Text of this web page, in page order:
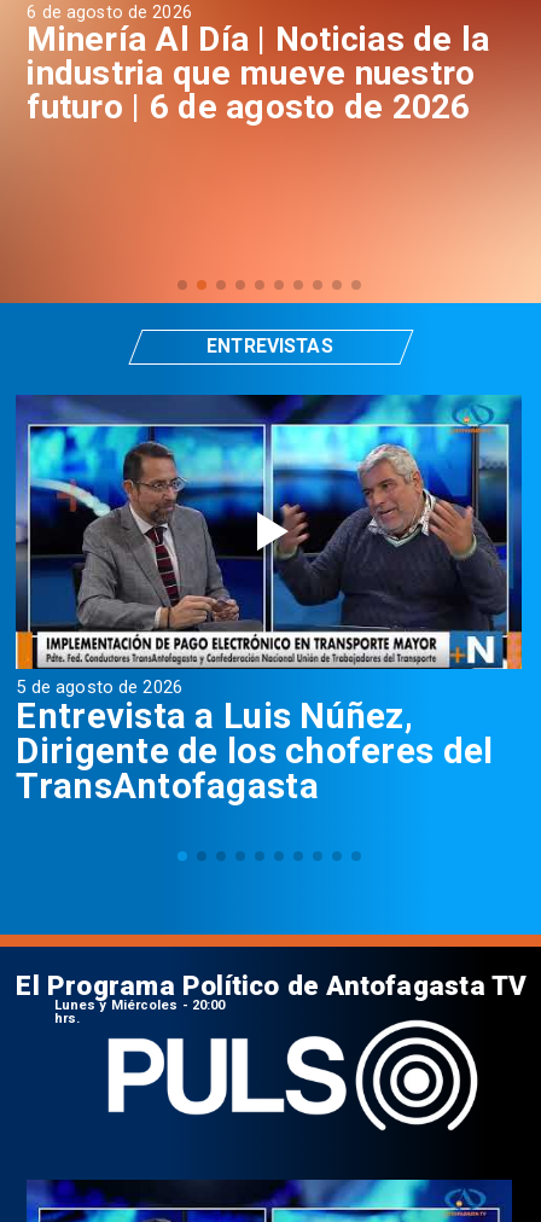
6 de agosto de 2026
Minería Al Día | Noticias de la
industria que mueve nuestro
futuro | 6 de agosto de 2026
5 de agosto de 2026
Entrevista a Luis Núñez,
Dirigente de los choferes del
TransAntofagasta
ENTREVISTAS
El Programa Político de Antofagasta TV
Lunes y Miércoles - 20:00
hrs.